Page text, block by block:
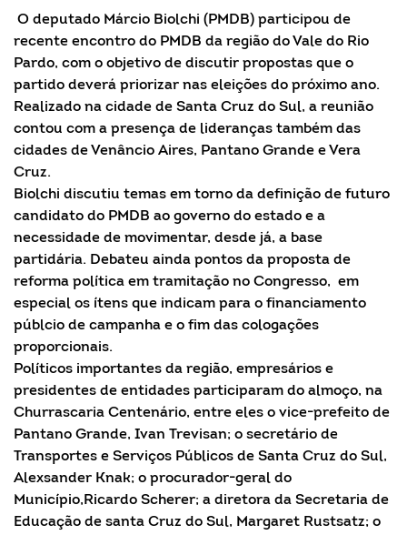
O deputado Márcio Biolchi (PMDB) participou de
recente encontro do PMDB da região do Vale do Rio
Pardo, com o objetivo de discutir propostas que o
partido deverá priorizar nas eleições do próximo ano.
Realizado na cidade de Santa Cruz do Sul, a reunião
contou com a presença de lideranças também das
cidades de Venâncio Aires, Pantano Grande e Vera
Cruz.
Biolchi discutiu temas em torno da definição de futuro
candidato do PMDB ao governo do estado e a
necessidade de movimentar, desde já, a base
partidária. Debateu ainda pontos da proposta de
reforma política em tramitação no Congresso, em
especial os ítens que indicam para o financiamento
públcio de campanha e o fim das cologações
proporcionais.
Políticos importantes da região, empresários e
presidentes de entidades participaram do almoço, na
Churrascaria Centenário, entre eles o vice-prefeito de
Pantano Grande, Ivan Trevisan; o secretário de
Transportes e Serviços Públicos de Santa Cruz do Sul,
Alexsander Knak; o procurador-geral do
Município,Ricardo Scherer; a diretora da Secretaria de
Educação de santa Cruz do Sul, Margaret Rustsatz; o